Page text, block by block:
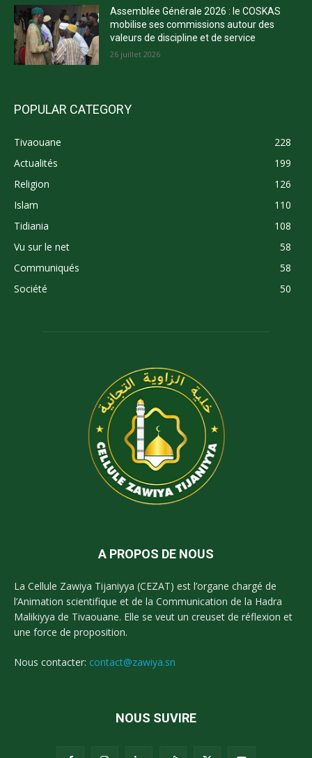
Assemblée Générale 2026 : le COSKAS
mobilise ses commissions autour des
valeurs de discipline et de service
26 juillet 2026
POPULAR CATEGORY
Tivaouane
228
Actualités
199
Religion
126
Islam
110
Tidiania
108
Vu sur le net
58
Communiqués
58
Société
50
A PROPOS DE NOUS
La Cellule Zawiya Tijaniyya (CEZAT) est l’organe chargé de
l’Animation scientifique et de la Communication de la Hadra
Malikiyya de Tivaouane. Elle se veut un creuset de réflexion et
une force de proposition.
Nous contacter: contact@zawiya.sn
NOUS SUVIRE